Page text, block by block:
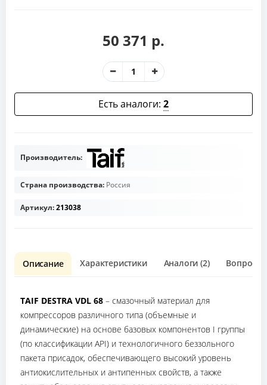
50 371 р.
Есть аналоги: 2
Производитель:
Страна производства: Россия
Артикул:213038
Описание Характеристики Аналоги (2) Вопрос о
TAIF DESTRA VDL 68 – cмазочный материал для
компрессоров различного типа (объемные и
динамические) на основе базовых компонентов I группы
(по классификации API) и технологичного беззольного
пакета присадок, обеспечивающего высокий уровень
антиокислительных и антипенных свойств, а также